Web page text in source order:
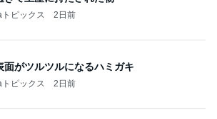
ピックス 2日前
面がツルツルになるハミガキ
ピックス 2日前